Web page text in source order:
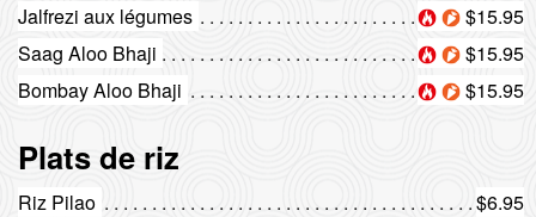
Jalfrezi aux légumes
$15.95
Saag Aloo Bhaji
$15.95
Bombay Aloo Bhaji
$15.95
Plats de riz
Riz Pilao $6.95